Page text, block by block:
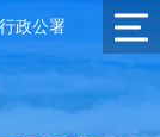
政公署